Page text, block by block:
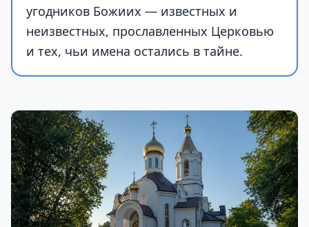
угодников Божиих — известных и
неизвестных, прославленных Церковью
и тех, чьи имена остались в тайне.